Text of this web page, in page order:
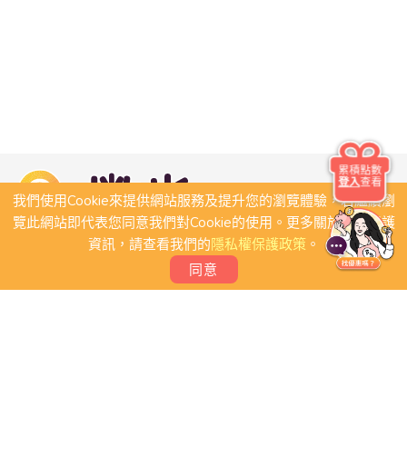
我們使用Cookie來提供網站服務及提升您的瀏覽體驗，若繼續瀏
覽此網站即代表您同意我們對Cookie的使用。更多關於隱私保護
資訊，請查看我們的隱私權保護政策。
同意
累積點數
登入查看